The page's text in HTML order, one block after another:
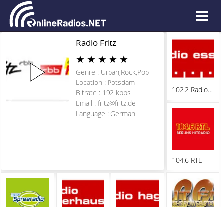
Radio Fritz
★ ★ ★ ★ ★
Genre : Urban,Rock,Pop
Location : Potsdam
Bitrate : 192 kbps
Email : fritz@fritz.de
Language : German
102.2 Radio Essen
104.6 RTL